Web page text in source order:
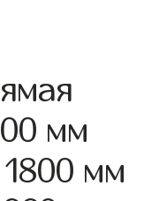
мм
мм